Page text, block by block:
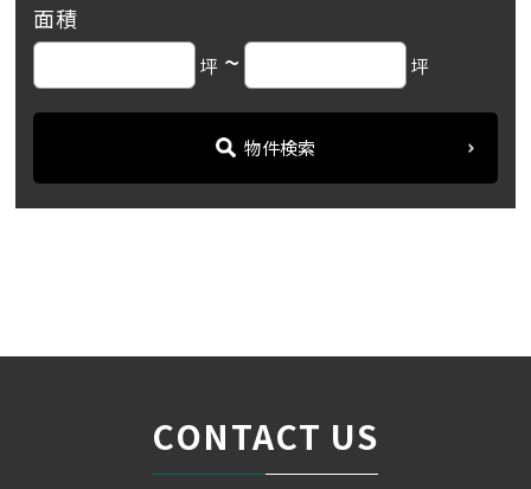
面積
坪 ~ 坪
物件検索
CONTACT US